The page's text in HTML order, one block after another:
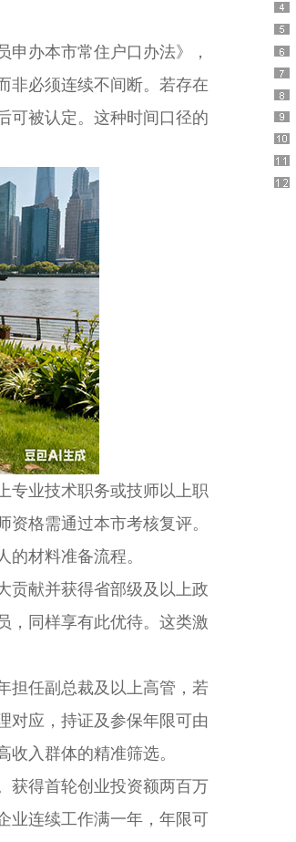
办本市常住户口办法》，
非必须连续不间断。若存在
可被认定。这种时间口径的
业技术职务或技师以上职
格需通过本市考核复评。
材料准备流程。
献并获得省部级及以上政
，同样享有此优待。这类激
任副总裁及以上高管，若
对应，持证及参保年限可由
入群体的精准筛选。
得首轮创业投资额两百万
业连续工作满一年，年限可